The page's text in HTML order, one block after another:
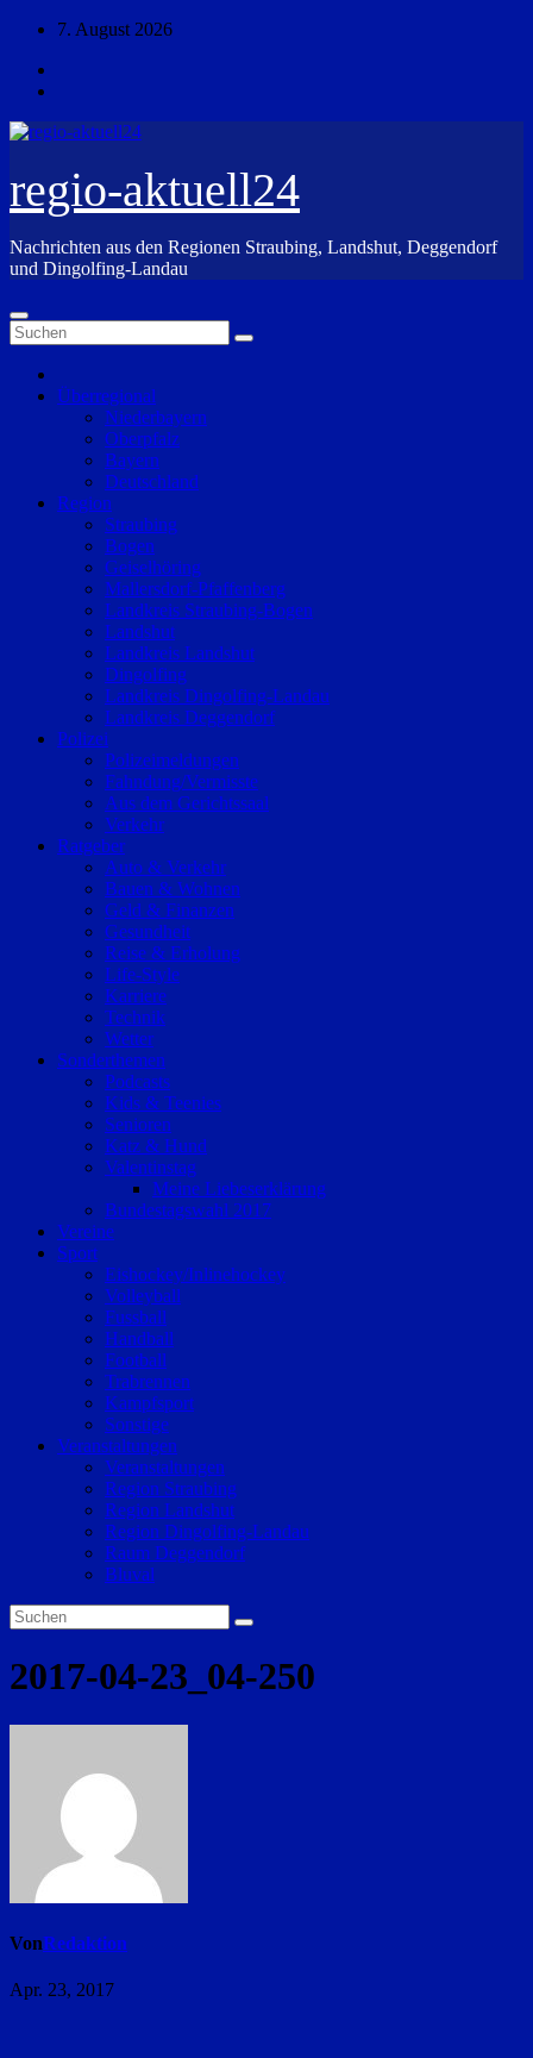
Zum
springen
7. August 2026
regio-aktuell24
Nachrichten aus den Regionen Straubing, Landshut, Deggendorf
und Dingolfing-Landau
Überregional
Niederbayern
Oberpfalz
Bayern
Deutschland
Region
Straubing
Bogen
Geiselhöring
Mallersdorf-Pfaffenberg
Landkreis Straubing-Bogen
Landshut
Landkreis Landshut
Dingolfing
Landkreis Dingolfing-Landau
Landkreis Deggendorf
Polizei
Polizeimeldungen
Fahndung/Vermisste
Aus dem Gerichtssaal
Verkehr
Ratgeber
Auto & Verkehr
Bauen & Wohnen
Geld & Finanzen
Gesundheit
Reise & Erholung
Life-Style
Karriere
Technik
Wetter
Sonderthemen
Podcasts
Kids & Teenies
Senioren
Katz & Hund
Valentinstag
Meine Liebeserklärung
Bundestagswahl 2017
Vereine
Sport
Eishockey/Inlinehockey
Volleyball
Fussball
Handball
Football
Trabrennen
Kampfsport
Sonstige
Veranstaltungen
Veranstaltungen
Region Straubing
Region Landshut
Region Dingolfing-Landau
Raum Deggendorf
Bluval
2017-04-23_04-250
VonRedaktion
Apr. 23, 2017